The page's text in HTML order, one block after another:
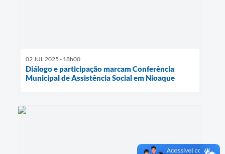
02 JUL 2025 - 18h00
Diálogo e participação marcam Conferência
Municipal de Assistência Social em Nioaque